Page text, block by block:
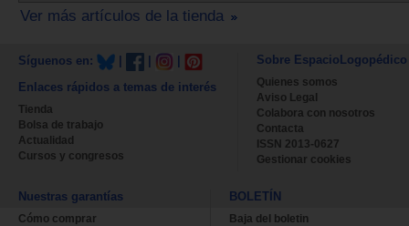
Ver más artículos de la tienda
Síguenos en:
Enlaces rápidos a temas de interés
Tienda
Bolsa de trabajo
Actualidad
Cursos y congresos
Sobre EspacioLogopédico
Quienes somos
Aviso Legal
Colabora con nosotros
Contacta
ISSN 2013-0627
Gestionar cookies
Nuestras garantías
Cómo comprar
BOLETÍN
Baja del boletin